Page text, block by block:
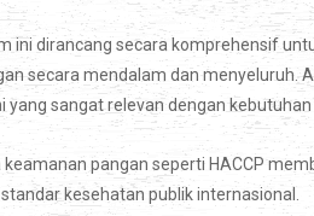
ini dirancang secara komprehensif
secara mendalam dan menyeluruh.
yang sangat relevan dengan
keamanan pangan seperti HACCP
kesehatan publik internasional.